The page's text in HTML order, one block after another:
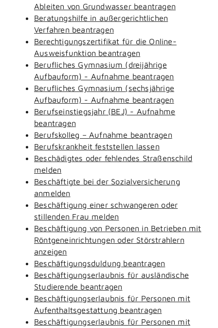
Ableiten von Grundwasser beantragen
Beratungshilfe in außergerichtlichen
Verfahren beantragen
Berechtigungszertifikat für die Online-
Ausweisfunktion beantragen
Berufliches Gymnasium (dreijährige
Aufbauform) - Aufnahme beantragen
Berufliches Gymnasium (sechsjährige
Aufbauform) - Aufnahme beantragen
Berufseinstiegsjahr (BEJ) - Aufnahme
beantragen
Berufskolleg – Aufnahme beantragen
Berufskrankheit feststellen lassen
Beschädigtes oder fehlendes Straßenschild
melden
Beschäftigte bei der Sozialversicherung
anmelden
Beschäftigung einer schwangeren oder
stillenden Frau melden
Beschäftigung von Personen in Betrieben mit
Röntgeneinrichtungen oder Störstrahlern
anzeigen
Beschäftigungsduldung beantragen
Beschäftigungserlaubnis für ausländische
Studierende beantragen
Beschäftigungserlaubnis für Personen mit
Aufenthaltsgestattung beantragen
Beschäftigungserlaubnis für Personen mit